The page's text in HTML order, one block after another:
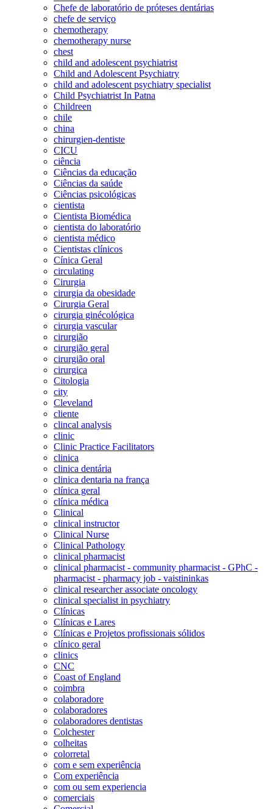
Chefe de laboratório de próteses dentárias
chefe de serviço
chemotherapy
chemotherapy nurse
chest
child and adolescent psychiatrist
Child and Adolescent Psychiatry
child and adolescent psychiatry specialist
Child Psychiatrist In Patna
Childreen
chile
china
chirurgien-dentiste
CICU
ciência
Ciências da educação
Ciências da saúde
Ciências psicológicas
cientista
Cientista Biomédica
cientista do laboratório
cientista médico
Cientistas clínicos
Cínica Geral
circulating
Cirurgia
cirurgia da obesidade
Cirurgia Geral
cirurgia ginécológica
cirurgia vascular
cirurgião
cirurgião geral
cirurgião oral
cirurgica
Citologia
city
Cleveland
cliente
clincal analysis
clinic
Clinic Practice Facilitators
clinica
clinica dentária
clinica dentaria na frança
clínica geral
clínica médica
Clinical
clinical instructor
Clinical Nurse
Clinical Pathology
clinical pharmacist
clinical pharmacist - community pharmacist - GPhC -
pharmacist - pharmacy job - vaistininkas
clinical researcher associate oncology
clinical specialist in psychiatry
Clínicas
Clínicas e Lares
Clínicas e Projetos profissionais sólidos
clínico geral
clinics
CNC
Coast of England
coimbra
colaboradore
colaboradores
colaboradores dentistas
Colchester
colheitas
colorretal
com e sem experiência
Com experiência
com ou sem experiencia
comerciais